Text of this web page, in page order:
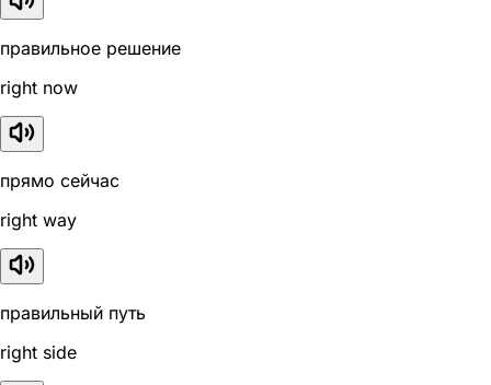
правильное решение
right now
прямо сейчас
right way
правильный путь
right side